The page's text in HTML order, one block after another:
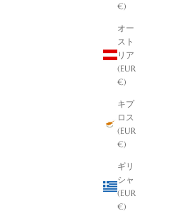
€)
オー
スト
リア
(EUR
€)
キプ
ロス
(EUR
€)
ギリ
シャ
(EUR
€)